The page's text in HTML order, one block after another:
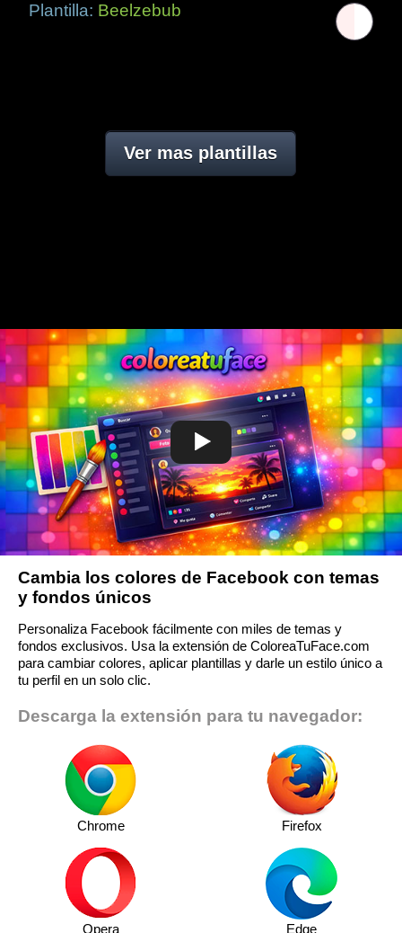
Plantilla: Beelzebub
Ver mas plantillas
Cambia los colores de Facebook con temas
y fondos únicos
Personaliza Facebook fácilmente con miles de temas y
fondos exclusivos. Usa la extensión de ColoreaTuFace.com
para cambiar colores, aplicar plantillas y darle un estilo único a
tu perfil en un solo clic.
Descarga la extensión para tu navegador:
Chrome Firefox
Opera Edge